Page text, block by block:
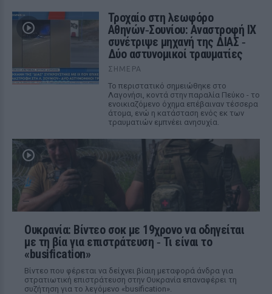
Τροχαίο στη λεωφόρο
Αθηνών‑Σουνίου: Αναστροφή ΙΧ
συνέτριψε μηχανή της ΔΙΑΣ ‑
Δύο αστυνομικοί τραυματίες
ΣΉΜΕΡΑ
Το περιστατικό σημειώθηκε στο
Λαγονήσι, κοντά στην παραλία Πεύκο - το
ενοικιαζόμενο όχημα επέβαιναν τέσσερα
άτομα, ενώ η κατάσταση ενός εκ των
τραυματιών εμπνέει ανησυχία.
Ουκρανία: Βίντεο σοκ με 19χρονο να οδηγείται
με τη βία για επιστράτευση ‑ Τι είναι το
«busification»
Βίντεο που φέρεται να δείχνει βίαιη μεταφορά άνδρα για
στρατιωτική επιστράτευση στην Ουκρανία επαναφέρει τη
συζήτηση για το λεγόμενο «busification».